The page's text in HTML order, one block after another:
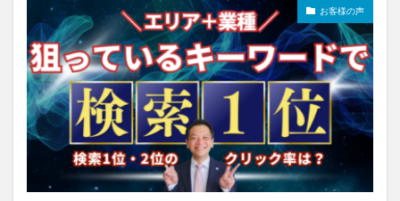
お客様の声